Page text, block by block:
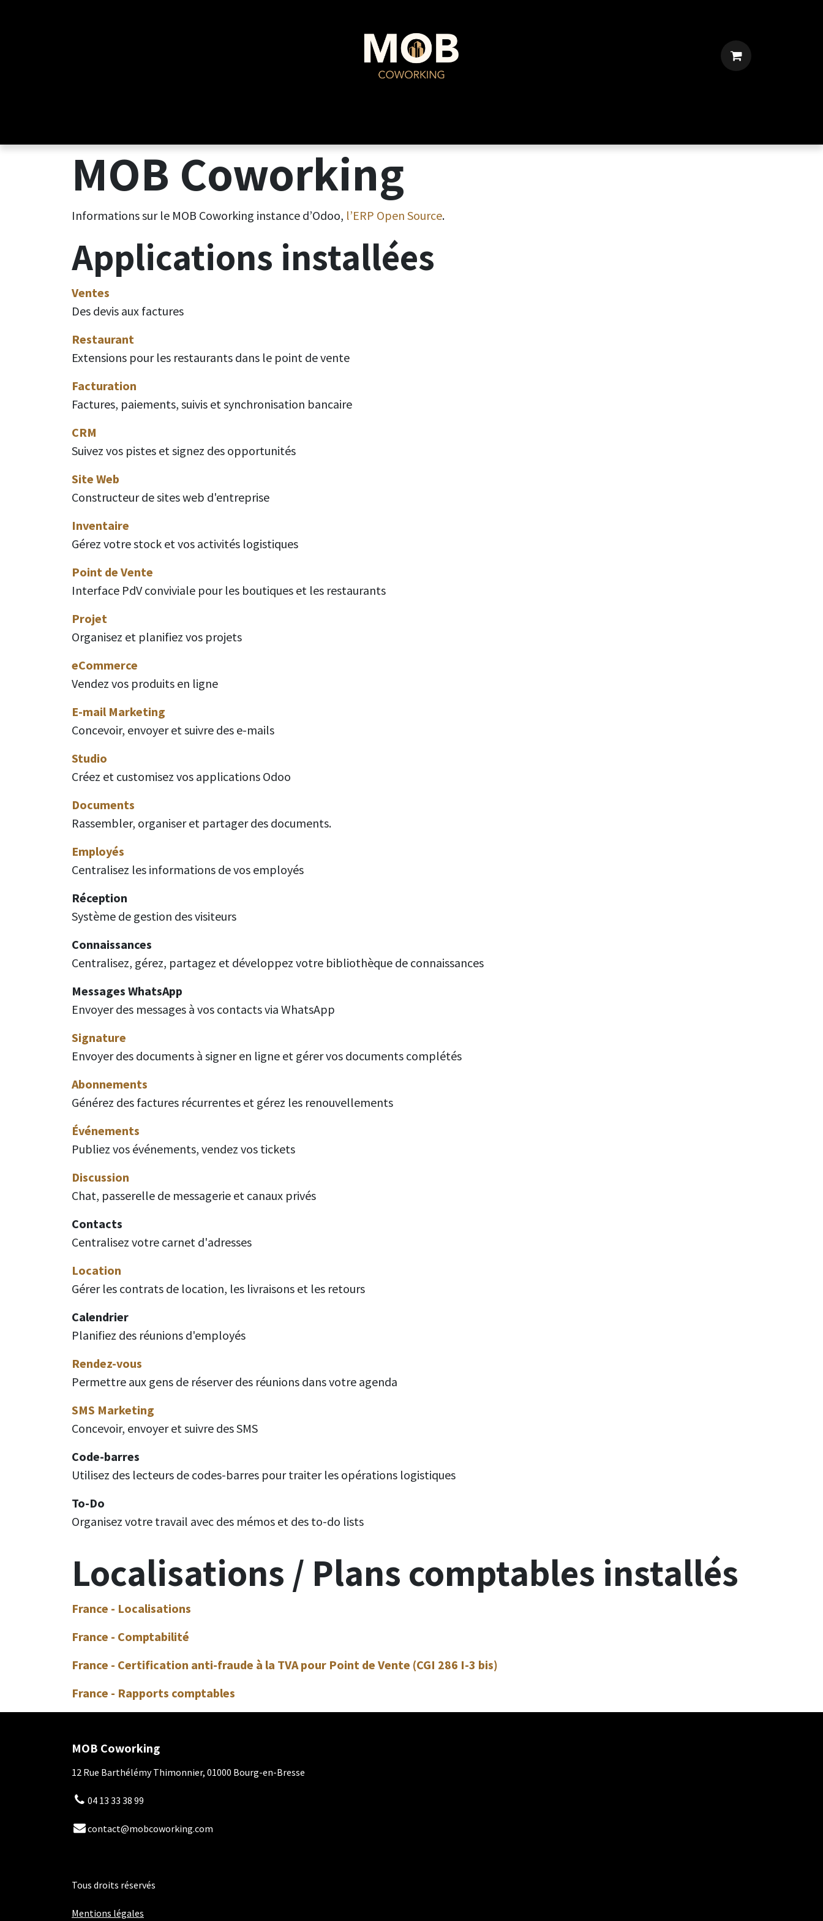
MOB Coworking
Informations sur le MOB Coworking instance d’Odoo, l’ERP Open Source.
Applications installées
Ventes
Des devis aux factures
Restaurant
Extensions pour les restaurants dans le point de vente
Facturation
Factures, paiements, suivis et synchronisation bancaire
CRM
Suivez vos pistes et signez des opportunités
Site Web
Constructeur de sites web d'entreprise
Inventaire
Gérez votre stock et vos activités logistiques
Point de Vente
Interface PdV conviviale pour les boutiques et les restaurants
Projet
Organisez et planifiez vos projets
eCommerce
Vendez vos produits en ligne
E-mail Marketing
Concevoir, envoyer et suivre des e-mails
Studio
Créez et customisez vos applications Odoo
Documents
Rassembler, organiser et partager des documents.
Employés
Centralisez les informations de vos employés
Réception
Système de gestion des visiteurs
Connaissances
Centralisez, gérez, partagez et développez votre bibliothèque de connaissances
Messages WhatsApp
Envoyer des messages à vos contacts via WhatsApp
Signature
Envoyer des documents à signer en ligne et gérer vos documents complétés
Abonnements
Générez des factures récurrentes et gérez les renouvellements
Événements
Publiez vos événements, vendez vos tickets
Discussion
Chat, passerelle de messagerie et canaux privés
Contacts
Centralisez votre carnet d'adresses
Location
Gérer les contrats de location, les livraisons et les retours
Calendrier
Planifiez des réunions d'employés
Rendez-vous
Permettre aux gens de réserver des réunions dans votre agenda
SMS Marketing
Concevoir, envoyer et suivre des SMS
Code-barres
Utilisez des lecteurs de codes-barres pour traiter les opérations logistiques
To-Do
Organisez votre travail avec des mémos et des to-do lists
Localisations / Plans comptables installés
France - Localisations
France - Comptabilité
France - Certification anti-fraude à la TVA pour Point de Vente (CGI 286 I-3 bis)
France - Rapports comptables
MOB Coworking
12 Rue Barthélémy Thimonnier, 01000 Bourg-en-Bresse
04 13 33 38 99
contact@mobcoworking.com
Tous droits réservés
Mentions légales